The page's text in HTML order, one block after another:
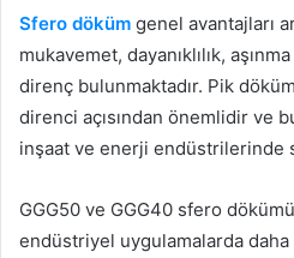
Sfero döküm genel avantajları
mukavemet, dayanıklılık,
direnç bulunmaktadır. Pik
direnci açısından önemlidir ve
inşaat ve enerji endüstrilerinde
GGG50 ve GGG40 sfero
endüstriyel uygulamalarda